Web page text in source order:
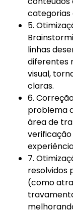
categorias
5.
linhas
diferentes
visual,
claras.
6.
problema
área de
verificação
7.
resolvidos
(como